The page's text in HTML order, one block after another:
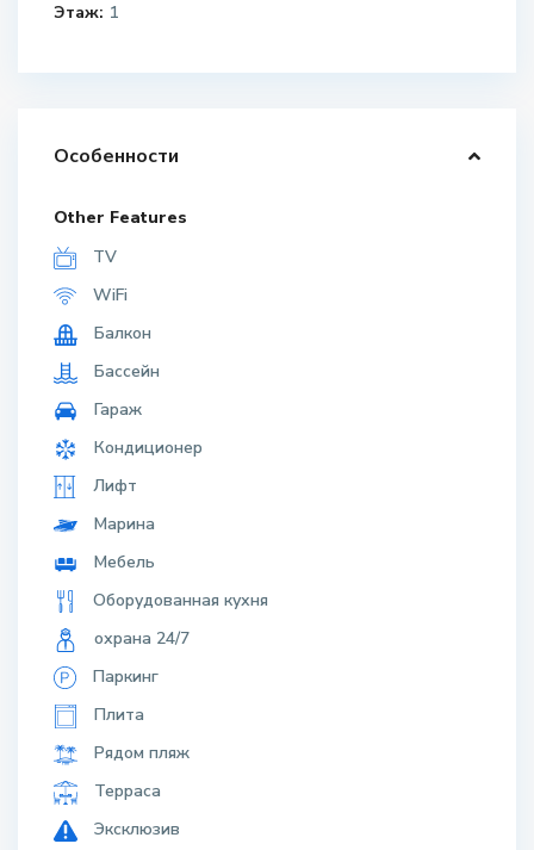
Этаж: 1
Особенности
Other Features
TV
WiFi
Балкон
Бассейн
Гараж
Кондиционер
Лифт
Марина
Мебель
Оборудованная кухня
охрана 24/7
Паркинг
Плита
Рядом пляж
Терраса
Эксклюзив